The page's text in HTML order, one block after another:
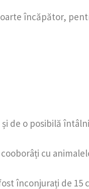
încăpător,
de o posibilă
cu
înconjurați de 15